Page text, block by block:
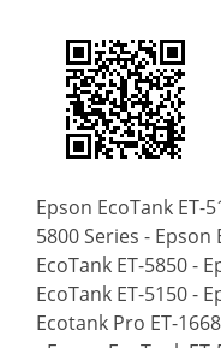
Epson EcoTank ET-
5800 Series - Epson
EcoTank ET-5850 -
EcoTank ET-5150 -
Ecotank Pro ET-